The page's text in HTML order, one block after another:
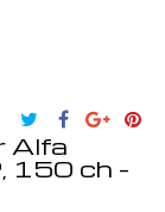
Alfa
150 ch -